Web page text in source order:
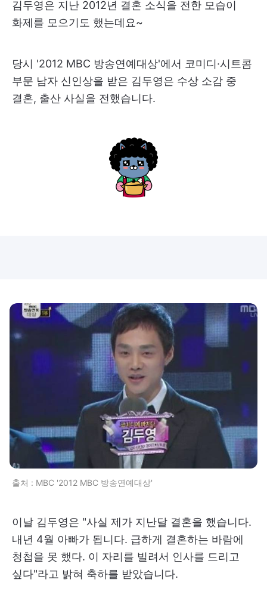
김두영은 지난 2012년 결혼 소식을 전한 모습이
화제를 모으기도 했는데요~
당시 '2012 MBC 방송연예대상'에서 코미디·시트콤
부문 남자 신인상을 받은 김두영은 수상 소감 중
결혼, 출산 사실을 전했습니다.
출처 : MBC '2012 MBC 방송연예대상'
이날 김두영은 "사실 제가 지난달 결혼을 했습니다.
내년 4월 아빠가 됩니다. 급하게 결혼하는 바람에
청첩을 못 했다. 이 자리를 빌려서 인사를 드리고
싶다"라고 밝혀 축하를 받았습니다.